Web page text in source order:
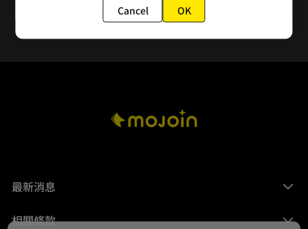
第93夜 友─其之貳─
最新消息
相關條款
Cancel OK